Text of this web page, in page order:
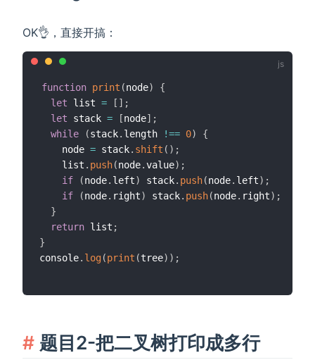
OK👌，直接开搞：
function print (node)
{
let list = [ ] ;
let stack = [node] ;
while
(stack. length !== 0)
{
    node
= stack. shift ( ) ;
    list
. push(node.value) ;
if
(node. left) stack. push(node. left) ;
if
(node. right) stack. push(node. right) ;
}
return list ;
}
console. log(print (tree) ) ;
题目2-把二叉树打印成多行